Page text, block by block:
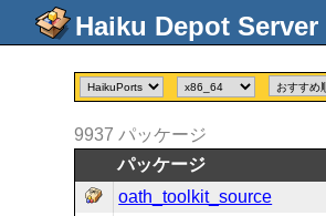
9937 パッケージ
パッケージ
oath_toolkit_source